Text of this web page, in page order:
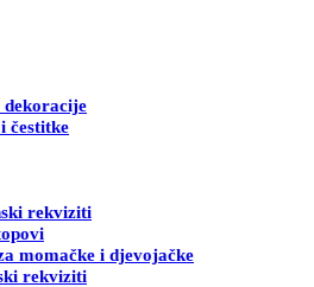
dekoracije
čestitke
rekviziti
momačke i djevojačke
rekviziti